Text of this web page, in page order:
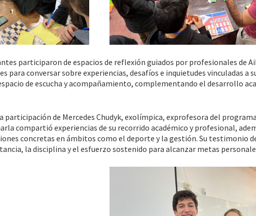
participaron de espacios de reflexión guiados por profesionales de
para conversar sobre experiencias, desafíos e inquietudes vinculadas a
de escucha y acompañamiento, complementando el desarrollo
participación de Mercedes Chudyk, exolímpica, exprofesora del
compartió experiencias de su recorrido académico y profesional,
concretas en ámbitos como el deporte y la gestión. Su testimonio
la disciplina y el esfuerzo sostenido para alcanzar metas